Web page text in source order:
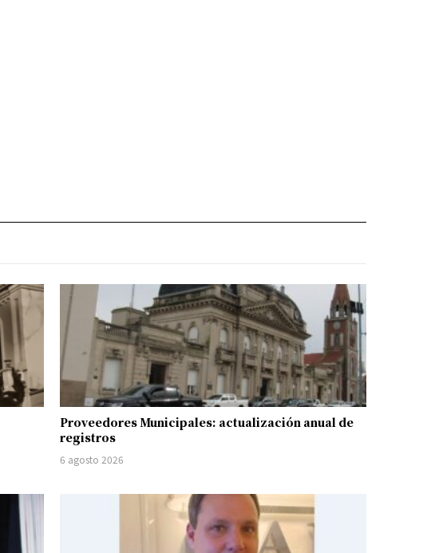
Proveedores Municipales: actualización anual de
registros
6 agosto 2026